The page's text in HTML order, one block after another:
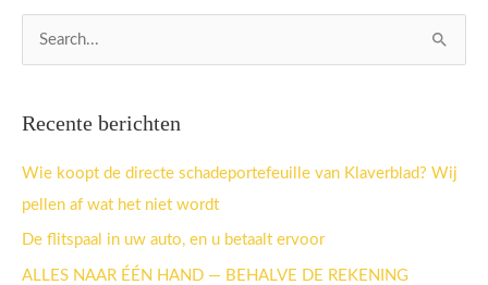
n
a
a
r
Recente berichten
Wie koopt de directe schadeportefeuille van Klaverblad? Wij
pellen af wat het niet wordt
De flitspaal in uw auto, en u betaalt ervoor
ALLES NAAR ÉÉN HAND — BEHALVE DE REKENING